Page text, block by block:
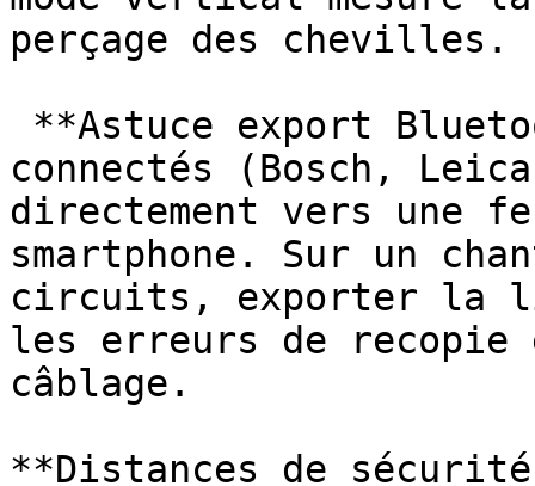
perçage des chevilles.
connectés (Bosch,
directement vers une
smartphone. Sur un
circuits, exporter la
les erreurs de
câblage.
**Distances de